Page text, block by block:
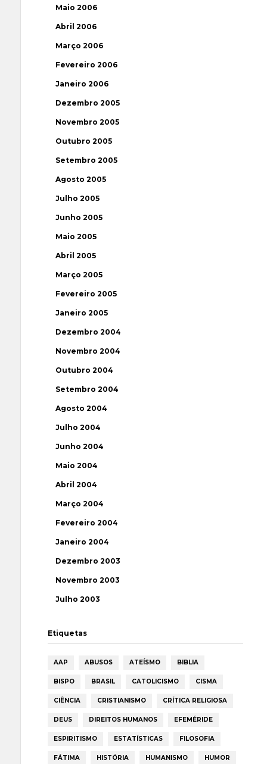
Maio 2006
Abril 2006
Março 2006
Fevereiro 2006
Janeiro 2006
Dezembro 2005
Novembro 2005
Outubro 2005
Setembro 2005
Agosto 2005
Julho 2005
Junho 2005
Maio 2005
Abril 2005
Março 2005
Fevereiro 2005
Janeiro 2005
Dezembro 2004
Novembro 2004
Outubro 2004
Setembro 2004
Agosto 2004
Julho 2004
Junho 2004
Maio 2004
Abril 2004
Março 2004
Fevereiro 2004
Janeiro 2004
Dezembro 2003
Novembro 2003
Julho 2003
Etiquetas
AAP ABUSOS ATEÍSMO BIBLIA
BISPO BRASIL CATOLICISMO CISMA
CIÊNCIA CRISTIANISMO CRÍTICA RELIGIOSA
DEUS DIREITOS HUMANOS EFEMÉRIDE
ESPIRITISMO ESTATÍSTICAS FILOSOFIA
FÁTIMA HISTÓRIA HUMANISMO HUMOR